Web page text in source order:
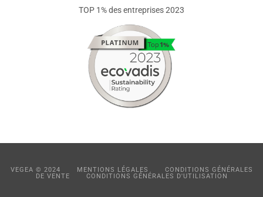
TOP 1% des entreprises 2023
VEGEA © 2024 MENTIONS LÉGALES
CONDITIONS GÉNÉRALES
DE VENTE
CONDITIONS GÉNÉRALES D'UTILISATION